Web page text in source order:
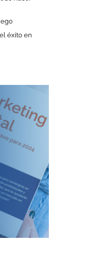
éxito en